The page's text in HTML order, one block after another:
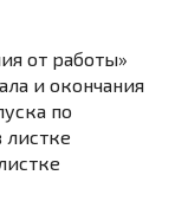
от работы»
и окончания
по
листке